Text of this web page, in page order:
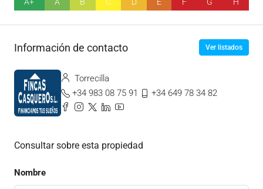
Información de contacto Ver listados
Torrecilla
+34 983 08 75 91
+34 649 78 34 82
Consultar sobre esta propiedad
Nombre